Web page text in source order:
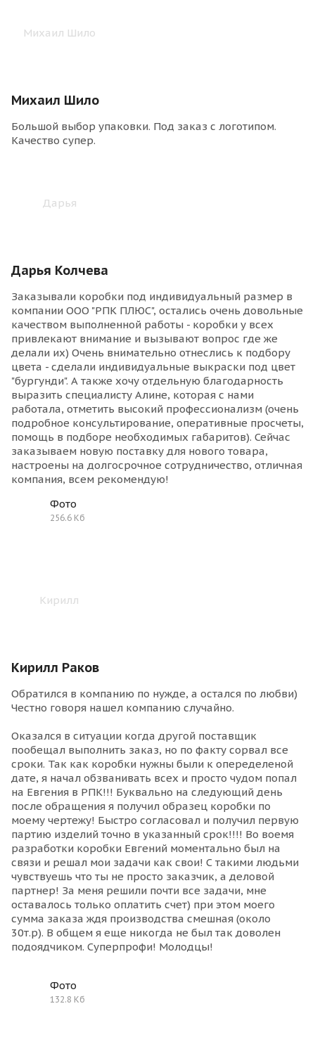
Михаил Шило
Большой выбор упаковки. Под заказ с логотипом.
Качество супер.
Дарья Колчева
Заказывали коробки под индивидуальный размер в
компании ООО "РПК ПЛЮС", остались очень довольные
качеством выполненной работы - коробки у всех
привлекают внимание и вызывают вопрос где же
делали их) Очень внимательно отнеслись к подбору
цвета - сделали индивидуальные выкраски под цвет
"бургунди". А также хочу отдельную благодарность
выразить специалисту Алине, которая с нами
работала, отметить высокий профессионализм (очень
подробное консультирование, оперативные просчеты,
помощь в подборе необходимых габаритов). Сейчас
заказываем новую поставку для нового товара,
настроены на долгосрочное сотрудничество, отличная
компания, всем рекомендую!
Фото
256.6 Кб
Кирилл Раков
Обратился в компанию по нужде, а остался по любви)
Честно говоря нашел компанию случайно.
Оказался в ситуации когда другой поставщик
пообещал выполнить заказ, но по факту сорвал все
сроки. Так как коробки нужны были к опеределеной
дате, я начал обзванивать всех и просто чудом попал
на Евгения в РПК!!! Буквально на следующий день
после обращения я получил образец коробки по
моему чертежу! Быстро согласовал и получил первую
партию изделий точно в указанный срок!!!! Во воемя
разработки коробки Евгений моментально был на
связи и решал мои задачи как свои! С такими людьми
чувствуешь что ты не просто заказчик, а деловой
партнер! За меня решили почти все задачи, мне
оставалось только оплатить счет) при этом моего
сумма заказа ждя производства смешная (около
30т.р). В общем я еще никогда не был так доволен
подоядчиком. Суперпрофи! Молодцы!
Фото
132.8 Кб